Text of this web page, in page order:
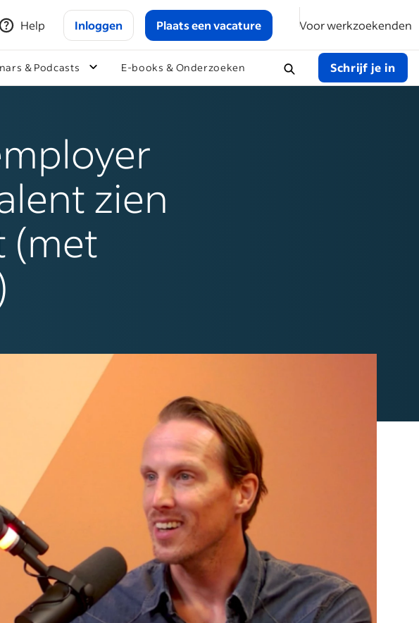
Help Inloggen Plaats een vacature Voor werkzoekenden
& Podcasts E-books & Onderzoeken Schrijf je in
zien
(met